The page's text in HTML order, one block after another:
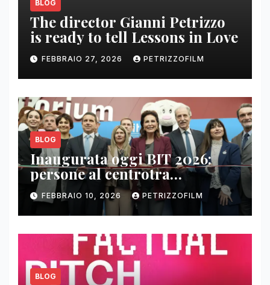
BLOG
The director Gianni Petrizzo
is ready to tell Lessons in Love
FEBBRAIO 27, 2026 PETRIZZOFILM
BLOG
Inaugurata oggi BIT 2026:
persone al centrotra
contenuti, relazioni e business
FEBBRAIO 10, 2026 PETRIZZOFILM
BLOG